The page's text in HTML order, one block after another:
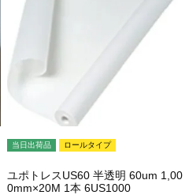
当日出荷品 ロールタイプ
ユポトレスUS60 半透明 60um 1,00
0mm×20M 1本 6US1000